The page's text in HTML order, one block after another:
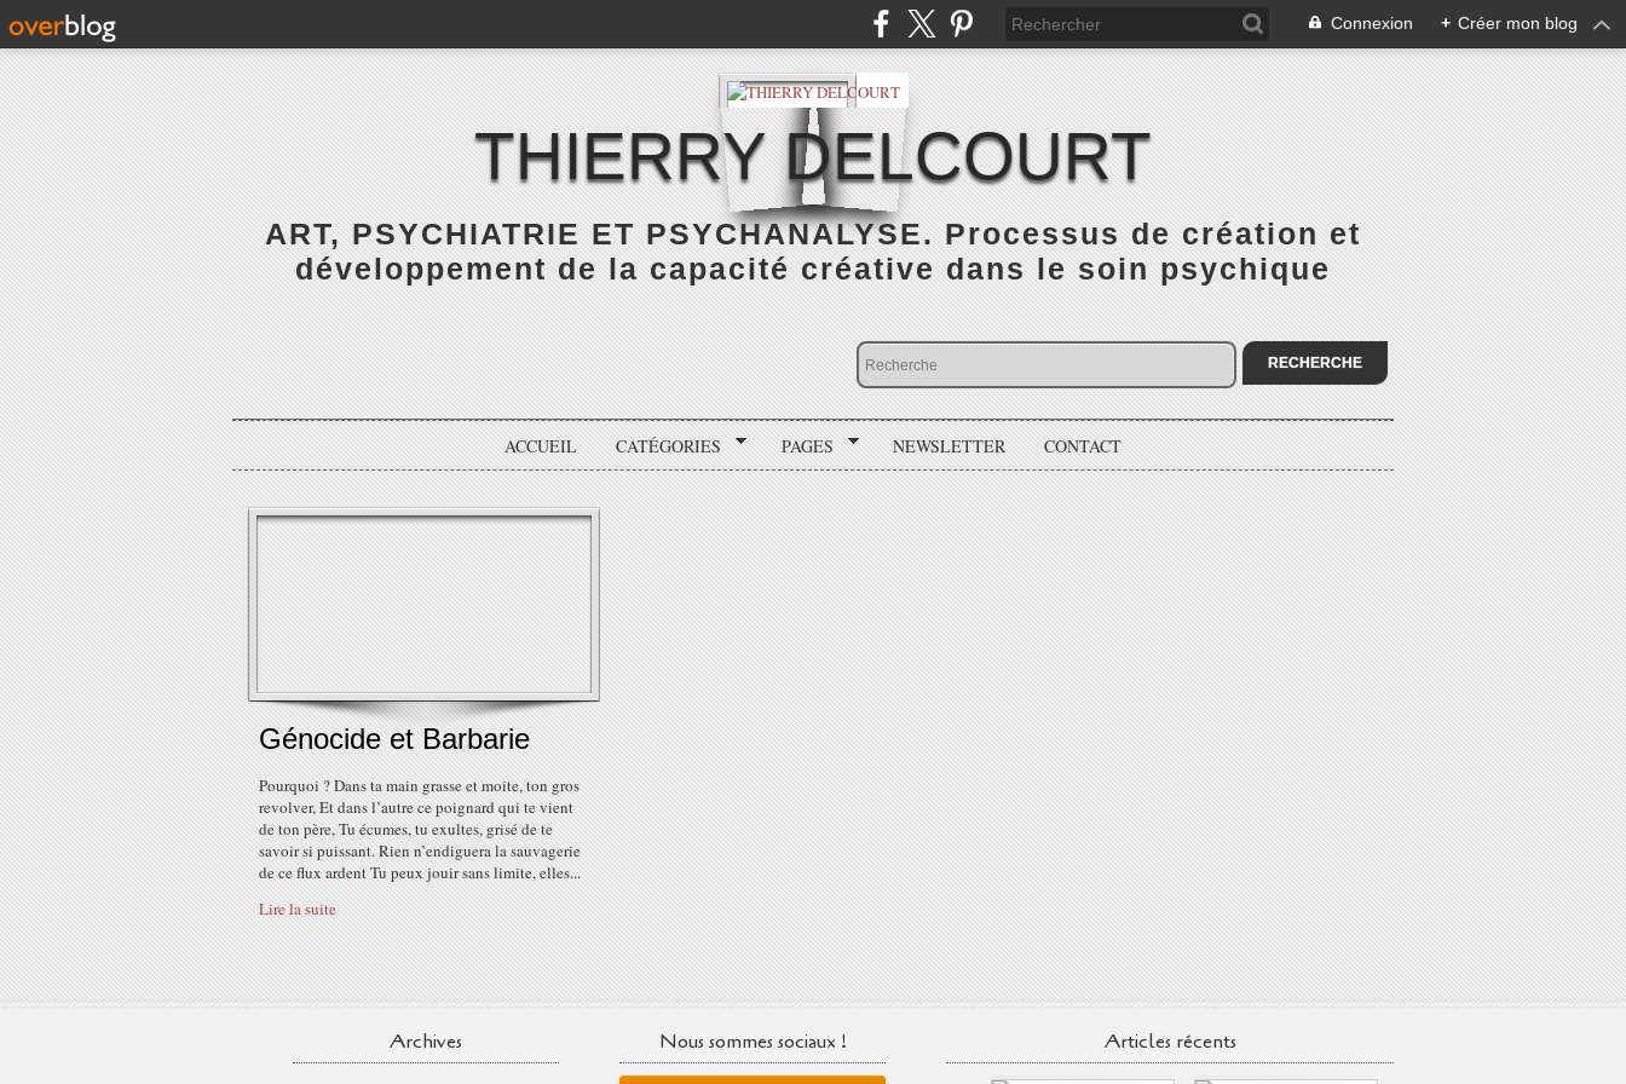
Connexion + Créer mon blog
THIERRY DELCOURT
ART, PSYCHIATRIE ET PSYCHANALYSE. Processus de création et
développement de la capacité créative dans le soin psychique
ACCUEIL CATÉGORIES PAGES NEWSLETTER CONTACT
Génocide et Barbarie
Pourquoi ? Dans ta main grasse et moite, ton gros
revolver, Et dans l’autre ce poignard qui te vient
de ton père, Tu écumes, tu exultes, grisé de te
savoir si puissant. Rien n’endiguera la sauvagerie
de ce flux ardent Tu peux jouir sans limite, elles...
Lire la suite
Archives Nous sommes sociaux ! Articles récents